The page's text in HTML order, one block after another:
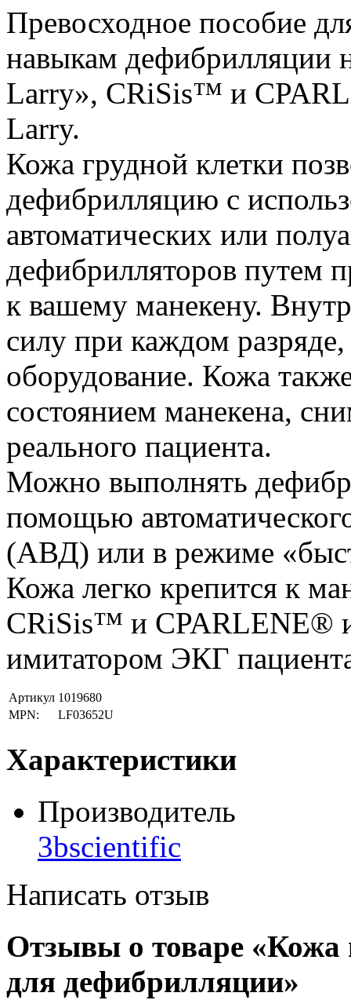
Превосходное пособие
навыкам дефибрилляции
Larry», CRiSis™ и
Larry.
Кожа грудной клетки
дефибрилляцию с
автоматических или
дефибрилляторов путем
к вашему манекену.
силу при каждом
оборудование. Кожа
состоянием манекена,
реального пациента.
Можно выполнять
помощью
(АВД) или в режиме
Кожа легко крепится к
CRiSis™ и CPARLENE®
имитатором ЭКГ
Артикул 1019680
MPN:
LF03652U
Характеристики
Производитель
3bscientific
Написать отзыв
Отзывы о товаре «Кожа
для дефибрилляции»